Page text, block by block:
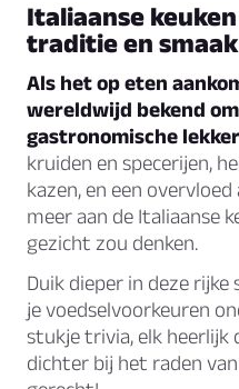
Italiaanse
traditie en smaak
Als het op eten
wereldwijd bekend
gastronomische
kruiden en specerijen,
kazen, en een
meer aan de Italiaanse
gezicht zou denken.
Duik dieper in deze rijke
je voedselvoorkeuren
stukje trivia, elk heerlijk
dichter bij het raden